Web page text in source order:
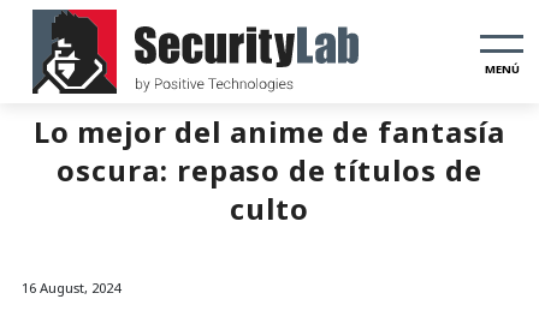
MENÚ
Lo mejor del anime de fantasía
oscura: repaso de títulos de
culto
16 August, 2024